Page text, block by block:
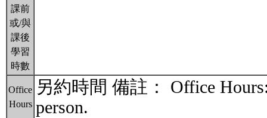
課前
或/與
課後
學習
時數
Office
Hours
另約時間 備註： Office
person.